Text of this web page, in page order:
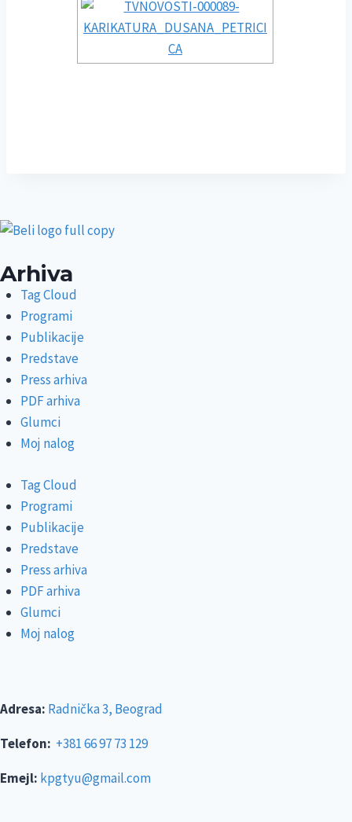
Arhiva
Tag Cloud
Programi
Publikacije
Predstave
Press arhiva
PDF arhiva
Glumci
Moj nalog
Tag Cloud
Programi
Publikacije
Predstave
Press arhiva
PDF arhiva
Glumci
Moj nalog
Adresa: Radnička 3, Beograd
Telefon: +381 66 97 73 129
Emejl: kpgtyu@gmail.com